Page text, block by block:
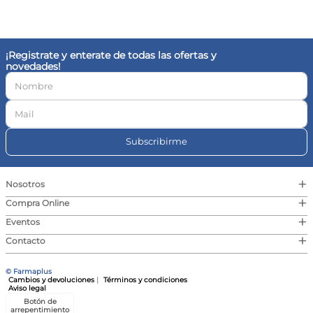
¡Registrate y enterate de todas las ofertas y
novedades!
Subscribirme
Nosotros +
Compra Online +
Eventos +
Contacto +
© Farmaplus
Cambios y devoluciones
Términos y condiciones
Aviso legal
Botón de
arrepentimiento